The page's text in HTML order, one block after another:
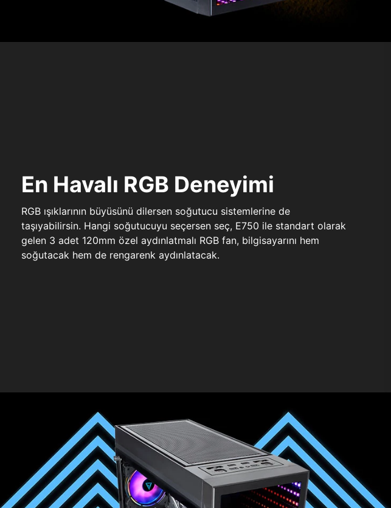
En Havalı RGB Deneyimi
RGB ışıklarının büyüsünü dilersen soğutucu sistemlerine de
taşıyabilirsin. Hangi soğutucuyu seçersen seç, E750 ile standart olarak
gelen 3 adet 120mm özel aydınlatmalı RGB fan, bilgisayarını hem
soğutacak hem de rengarenk aydınlatacak.